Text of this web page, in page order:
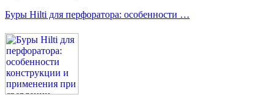
Буры Hilti для перфоратора: особенности …